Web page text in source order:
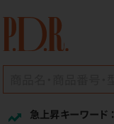
急上昇キーワード ：